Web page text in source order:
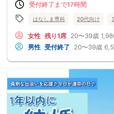
受付終了まで17時間
はなしま専科 20代向け
女性 残り1席 20〜39歳
男性 受付終了 20〜39歳